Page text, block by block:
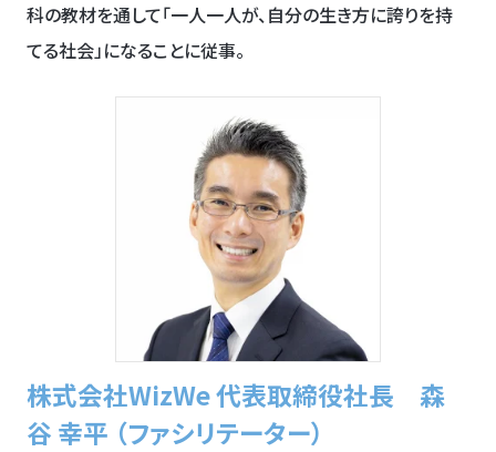
科の教材を通して「一人一人が、自分の生き方に誇りを持
てる社会」になることに従事。
株式会社WizWe 代表取締役社長 森
谷 幸平 （ファシリテーター）